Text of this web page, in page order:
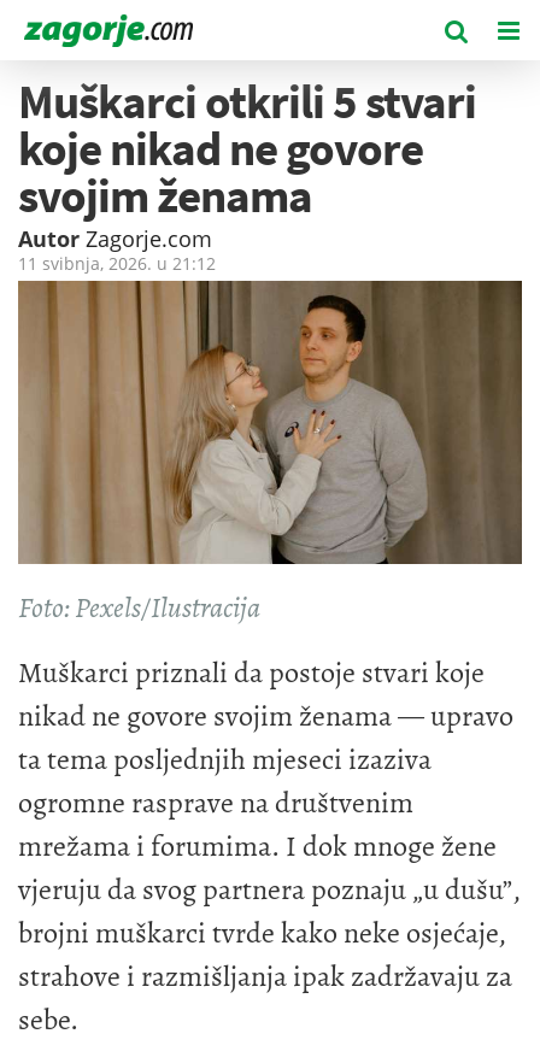
Muškarci otkrili 5 stvari
koje nikad ne govore
svojim ženama
Autor Zagorje.com
11 svibnja, 2026. u 21:12
Foto: Pexels/Ilustracija
Muškarci priznali da postoje stvari koje
nikad ne govore svojim ženama — upravo
ta tema posljednjih mjeseci izaziva
ogromne rasprave na društvenim
mrežama i forumima. I dok mnoge žene
vjeruju da svog partnera poznaju „u dušu”,
brojni muškarci tvrde kako neke osjećaje,
strahove i razmišljanja ipak zadržavaju za
sebe.